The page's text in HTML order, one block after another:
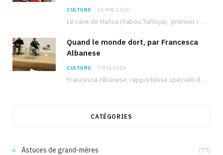
CULTURE 15 MAI 2026
Le cave de Hafisa (9abou 7afisiya), premier roman du journaliste tunisien Mohamed Amine Ben Hlel,…
Quand le monde dort, par Francesca
Albanese
CULTURE 7 MAI 2026
Francesca Albanese, rapporteuse spéciale de l’ONU sur les territoires palestiniens occupés, était à Tunis pour…
CATÉGORIES
Astuces de grand-mères (77)